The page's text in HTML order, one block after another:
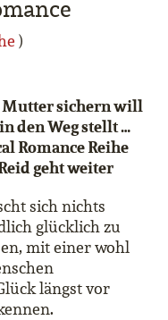
)
Mutter sichern will
den Weg stellt …
Romance Reihe
geht weiter
sich nichts
glücklich zu
mit einer wohl
längst vor